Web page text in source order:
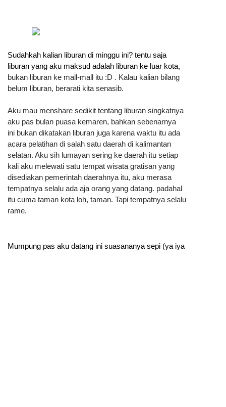
Sudahkah kalian liburan di minggu ini? tentu saja
liburan yang aku maksud adalah liburan ke luar kota,
bukan liburan ke mall-mall itu :D . Kalau kalian bilang
belum liburan, berarati kita senasib.
Aku mau menshare sedikit tentang liburan singkatnya
aku pas bulan puasa kemaren, bahkan sebenarnya
ini bukan dikatakan liburan juga karena waktu itu ada
acara pelatihan di salah satu daerah di kalimantan
selatan. Aku sih lumayan sering ke daerah itu setiap
kali aku melewati satu tempat wisata gratisan yang
disediakan pemerintah daerahnya itu, aku merasa
tempatnya selalu ada aja orang yang datang. padahal
itu cuma taman kota loh, taman. Tapi tempatnya selalu
rame.
Mumpung pas aku datang ini suasananya sepi (ya iya